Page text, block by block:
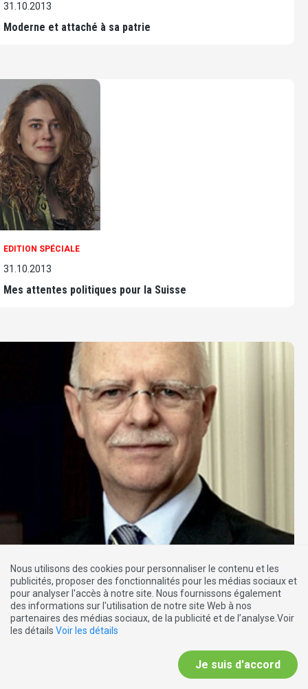
31.10.2013
Moderne et attaché à sa patrie
EDITION SPÉCIALE
31.10.2013
Mes attentes politiques pour la Suisse
EDITION SPÉCIALE
31.10.2013
Nous utilisons des cookies pour personnaliser le contenu et les
publicités, proposer des fonctionnalités pour les médias sociaux et
pour analyser l'accès à notre site. Nous fournissons également
des informations sur l'utilisation de notre site Web à nos
partenaires des médias sociaux, de la publicité et de l’analyse.Voir
les détails Voir les détails
Je suis d'accord